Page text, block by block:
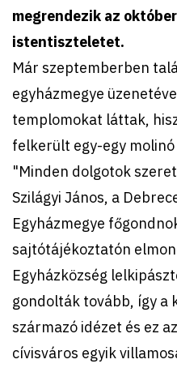
megrendezik az
istentiszteletet.
Már szeptemberben
egyházmegye
templomokat láttak,
felkerült egy-egy
"Minden dolgotok
Szilágyi János, a
Egyházmegye
sajtótájékoztatón
Egyházközség
gondolták tovább, így
származó idézet és ez
cívisváros egyik